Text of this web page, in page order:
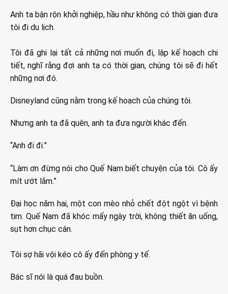
Anh ta bận rộn khởi nghiệp, hầu như không có thời gian đưa
tôi đi du lịch.
Tôi đã ghi lại tất cả những nơi muốn đi, lập kế hoạch chi
tiết, nghĩ rằng đợi anh ta có thời gian, chúng tôi sẽ đi hết
những nơi đó.
Disneyland cũng nằm trong kế hoạch của chúng tôi.
Nhưng anh ta đã quên, anh ta đưa người khác đến.
“Anh đi đi.”
“Làm ơn đừng nói cho Quế Nam biết chuyện của tôi. Cô ấy
mít ướt lắm.”
Đại học năm hai, một con mèo nhỏ chết đột ngột vì bệnh
tim. Quế Nam đã khóc mấy ngày trời, không thiết ăn uống,
sụt hơn chục cân.
Tôi sợ hãi vội kéo cô ấy đến phòng y tế.
Bác sĩ nói là quá đau buồn.